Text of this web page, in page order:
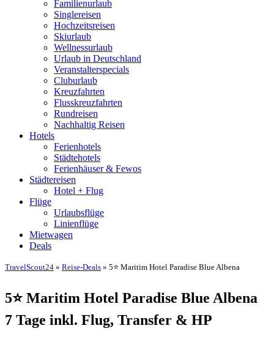
Familienurlaub
Singlereisen
Hochzeitsreisen
Skiurlaub
Wellnessurlaub
Urlaub in Deutschland
Veranstalterspecials
Cluburlaub
Kreuzfahrten
Flusskreuzfahrten
Rundreisen
Nachhaltig Reisen
Hotels
Ferienhotels
Städtehotels
Ferienhäuser & Fewos
Städtereisen
Hotel + Flug
Flüge
Urlaubsflüge
Linienflüge
Mietwagen
Deals
TravelScout24 » Reise-Deals » 5⭐ Maritim Hotel Paradise Blue Albena
5⭐ Maritim Hotel Paradise Blue Albena
7 Tage inkl. Flug, Transfer & HP